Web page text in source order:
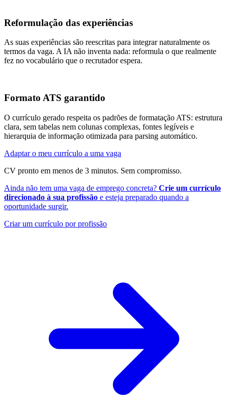
Reformulação das experiências
As suas experiências são reescritas para integrar naturalmente os
termos da vaga. A IA não inventa nada: reformula o que realmente
fez no vocabulário que o recrutador espera.
Formato ATS garantido
O currículo gerado respeita os padrões de formatação ATS: estrutura
clara, sem tabelas nem colunas complexas, fontes legíveis e
hierarquia de informação otimizada para parsing automático.
Adaptar o meu currículo a uma vaga
CV pronto em menos de 3 minutos. Sem compromisso.
Ainda não tem uma vaga de emprego concreta? Crie um currículo
direcionado à sua profissão e esteja preparado quando a
oportunidade surgir.
Criar um currículo por profissão